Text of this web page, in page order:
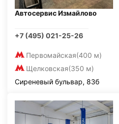
Автосервис Измайлово
+7 (495) 021-25-26
Первомайская(400 м)
Щелковская(350 м)
Сиреневый бульвар, 83б